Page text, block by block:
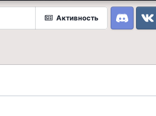
Активность
DiscordVK